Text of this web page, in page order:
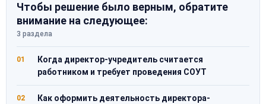
Чтобы решение было верным, обратите
внимание на следующее:
3 раздела
01
Когда директор-учредитель считается
работником и требует проведения СОУТ
02
Как оформить деятельность директора-